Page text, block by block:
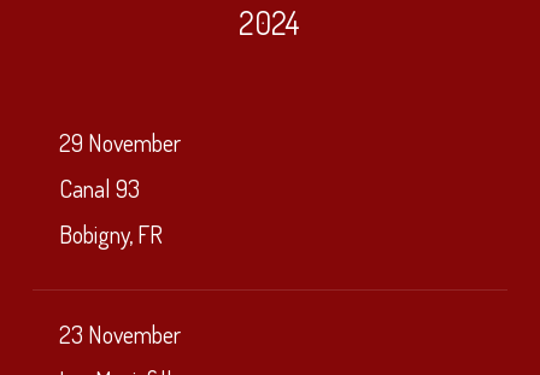
2024
29 November
Canal 93
Bobigny, FR
23 November